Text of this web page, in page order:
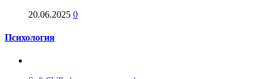
20.06.2025 0
Психология